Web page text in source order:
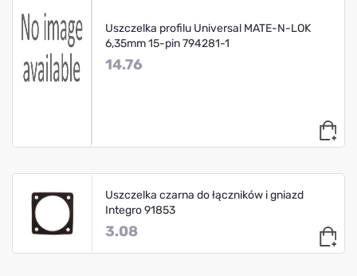
Uszczelka profilu Universal MATE-N-LOK
6,35mm 15-pin 794281-1
14.76
Uszczelka czarna do łączników i gniazd
Integro 91853
3.08